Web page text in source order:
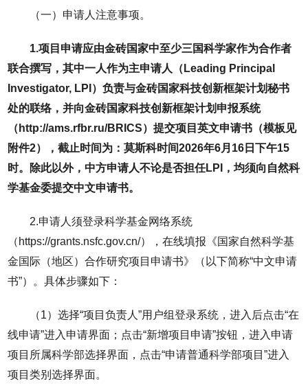
（一）申请人注意事项。
1.项目申请应由金砖国家中至少三国科学家作为合作者
联合撰写，其中一人作为主申请人（Leading Principal
Investigator, LPI）负责与金砖国家科技创新框架计划秘书
处的联络，并向金砖国家科技创新框架计划申报系统
（http://ams.rfbr.ru/BRICS）提交项目英文申请书（模板见
附件2），截止时间为：莫斯科时间2026年6月16日下午15
时。除此以外，中方申请人不论是否担任LPI，均须向自然科
学基金委提交中文申请书。
2.申请人须登录科学基金网络系统
（https://grants.nsfc.gov.cn/），在线填报《国家自然科学基
金国际（地区）合作研究项目申请书》（以下简称“中文申请
书”）。具体步骤如下：
（1）选择“项目负责人”用户组登录系统，进入后点击“在
线申请”进入申请界面；点击“新增项目申请”按钮，进入申请
项目所属科学部选择界面，点击“申请普通科学部项目”进入
项目类别选择界面。